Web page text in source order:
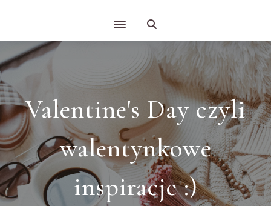
Valentine's Day czyli
walentynkowe
inspiracje :)